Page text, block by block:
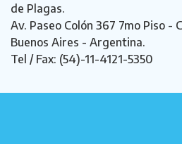
de Plagas.
Av. Paseo Colón 367 7mo Piso -
Buenos Aires - Argentina.
Tel / Fax: (54)-11-4121-5350